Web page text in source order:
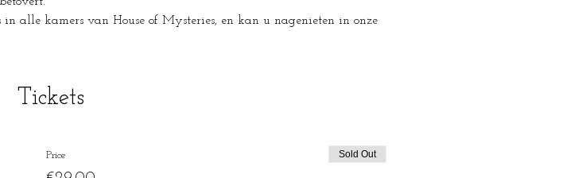
alle kamers van House of Mysteries, en kan u nagenieten in onze
Tickets
Price Sold Out